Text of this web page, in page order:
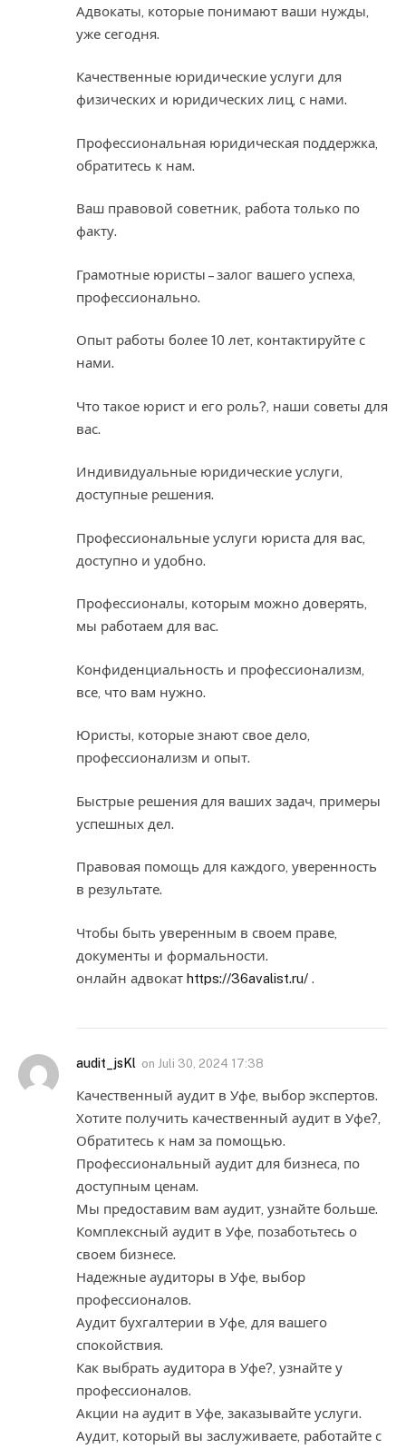
Адвокаты, которые понимают ваши нужды,
уже сегодня.
Качественные юридические услуги для
физических и юридических лиц, с нами.
Профессиональная юридическая поддержка,
обратитесь к нам.
Ваш правовой советник, работа только по
факту.
Грамотные юристы – залог вашего успеха,
профессионально.
Опыт работы более 10 лет, контактируйте с
нами.
Что такое юрист и его роль?, наши советы для
вас.
Индивидуальные юридические услуги,
доступные решения.
Профессиональные услуги юриста для вас,
доступно и удобно.
Профессионалы, которым можно доверять,
мы работаем для вас.
Конфиденциальность и профессионализм,
все, что вам нужно.
Юристы, которые знают свое дело,
профессионализм и опыт.
Быстрые решения для ваших задач, примеры
успешных дел.
Правовая помощь для каждого, уверенность
в результате.
Чтобы быть уверенным в своем праве,
документы и формальности.
онлайн адвокат https://36avalist.ru/ .
audit_jsKl on Juli 30, 2024 17:38
Качественный аудит в Уфе, выбор экспертов.
Хотите получить качественный аудит в Уфе?,
Обратитесь к нам за помощью.
Профессиональный аудит для бизнеса, по
доступным ценам.
Мы предоставим вам аудит, узнайте больше.
Комплексный аудит в Уфе, позаботьтесь о
своем бизнесе.
Надежные аудиторы в Уфе, выбор
профессионалов.
Аудит бухгалтерии в Уфе, для вашего
спокойствия.
Как выбрать аудитора в Уфе?, узнайте у
профессионалов.
Акции на аудит в Уфе, заказывайте услуги.
Аудит, который вы заслуживаете, работайте с